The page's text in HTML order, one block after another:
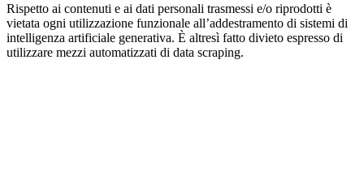
Rispetto ai contenuti e ai dati personali trasmessi e/o riprodotti è
vietata ogni utilizzazione funzionale all’addestramento di sistemi di
intelligenza artificiale generativa. È altresì fatto divieto espresso di
utilizzare mezzi automatizzati di data scraping.